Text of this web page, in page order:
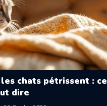
chats pétrissent : ce
dire